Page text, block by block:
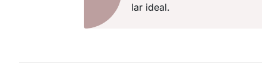
lar ideal.